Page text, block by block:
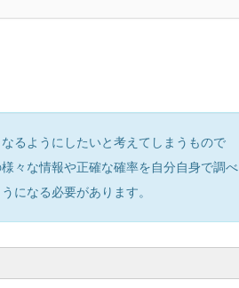
るようにしたいと考えてしまうもので
々な情報や正確な確率を自分自身で調べ
になる必要があります。